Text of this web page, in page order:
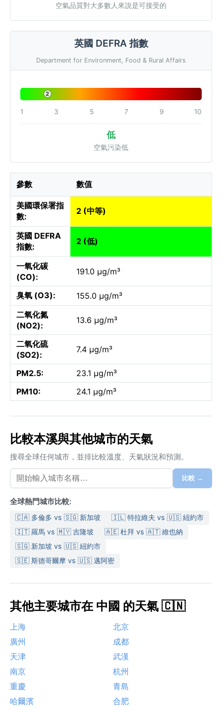
空氣品質對大多數人來說是可接受的
英國 DEFRA 指數
Department for Environment, Food & Rural Affairs
2
1 3 5 7 9 10
低
空氣污染低
參數 數值
美國環保署指
數:
2 (中等)
英國 DEFRA
指數:
2 (低)
一氧化碳
(CO):
191.0 µg/m³
臭氧 (O3):
155.0 µg/m³
二氧化氮
(NO2):
13.6 µg/m³
二氧化硫
(SO2):
7.4 µg/m³
PM2.5:
23.1 µg/m³
PM10:
24.1 µg/m³
比較本溪與其他城市的天氣
搜尋全球任何城市，並排比較溫度、天氣狀況和預測。
比較 →
全球熱門城市比較:
🇨🇦 多倫多 vs 🇸🇬 新加坡
🇮🇱 特拉維夫 vs 🇺🇸 紐約市
🇮🇹 羅馬 vs 🇲🇾 吉隆坡
🇦🇪 杜拜 vs 🇦🇹 維也納
🇸🇬 新加坡 vs 🇺🇸 紐約市
🇸🇪 斯德哥爾摩 vs 🇺🇸 邁阿密
其他主要城市在 中國 的天氣 🇨🇳
上海
北京
廣州
成都
天津
武漢
南京
杭州
重慶
青島
哈爾濱
合肥